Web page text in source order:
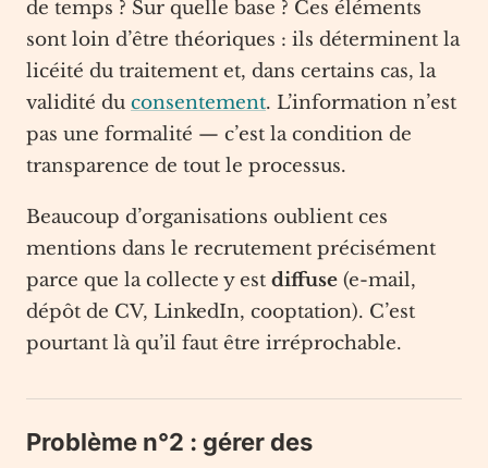
de temps ? Sur quelle base ? Ces éléments
sont loin d’être théoriques : ils déterminent la
licéité du traitement et, dans certains cas, la
validité du consentement. L’information n’est
pas une formalité — c’est la condition de
transparence de tout le processus.
Beaucoup d’organisations oublient ces
mentions dans le recrutement précisément
parce que la collecte y est diffuse (e-mail,
dépôt de CV, LinkedIn, cooptation). C’est
pourtant là qu’il faut être irréprochable.
Problème n°2 : gérer des